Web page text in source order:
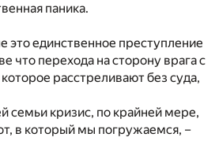
паника.
это единственное преступление
что перехода на сторону врага с
расстреливают без суда,
семьи кризис, по крайней мере,
в который мы погружаемся, –